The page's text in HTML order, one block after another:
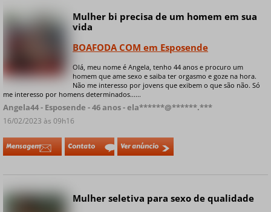
Mulher bi precisa de um homem em sua
vida
BOAFODA COM em Esposende
Olá, meu nome é Angela, tenho 44 anos e procuro um
homem que ame sexo e saiba ter orgasmo e goze na hora.
Não me interesso por jovens que exibem o que são não. Só
me interesso por homens determinados......
Angela44 - Esposende - 46 anos - ela******@******.***
16/02/2023 às 09h16
Mensagem Contato Ver anúncio
Online
Mulher seletiva para sexo de qualidade